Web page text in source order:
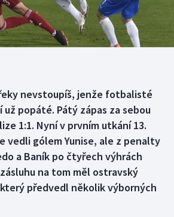
nevstoupíš, jenže fotbalisté
už popáté. Pátý zápas za sebou
1:1. Nyní v prvním utkání 13.
vedli gólem Yunise, ale z penalty
a Baník po čtyřech výhrách
na tom měl ostravský
předvedl několik výborných